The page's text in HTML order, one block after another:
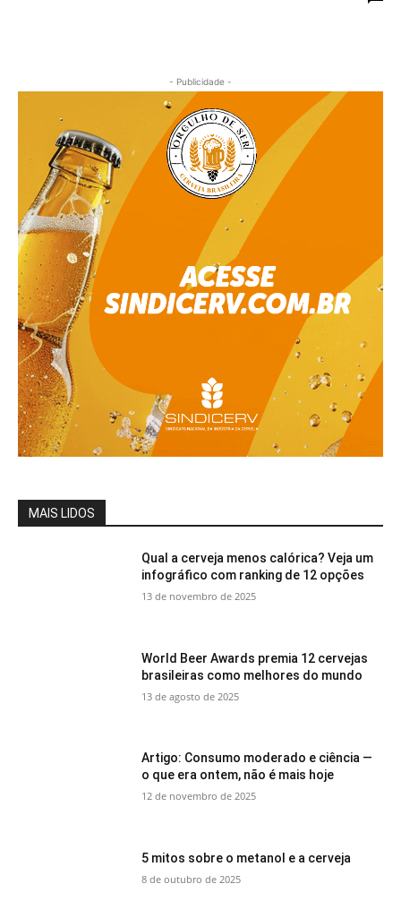
- Publicidade -
MAIS LIDOS
Qual a cerveja menos calórica? Veja um
infográfico com ranking de 12 opções
13 de novembro de 2025
World Beer Awards premia 12 cervejas
brasileiras como melhores do mundo
13 de agosto de 2025
Artigo: Consumo moderado e ciência —
o que era ontem, não é mais hoje
12 de novembro de 2025
5 mitos sobre o metanol e a cerveja
8 de outubro de 2025